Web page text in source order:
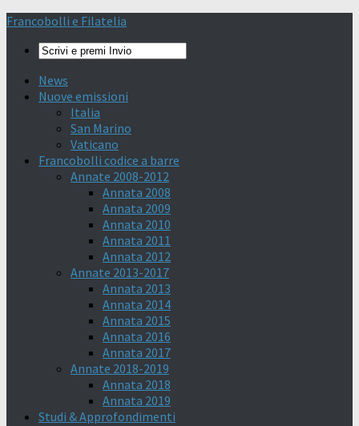
Francobolli e Filatelia
News
Nuove emissioni
Italia
San Marino
Vaticano
Francobolli codice a barre
Annate 2008-2012
Annata 2008
Annata 2009
Annata 2010
Annata 2011
Annata 2012
Annate 2013-2017
Annata 2013
Annata 2014
Annata 2015
Annata 2016
Annata 2017
Annate 2018-2019
Annata 2018
Annata 2019
Studi & Approfondimenti